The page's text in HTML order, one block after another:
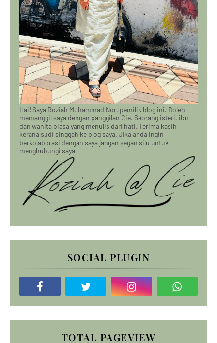
Hai! Saya Roziah Muhammad Nor, pemilik blog ini. Boleh
memanggil saya dengan panggilan Cie. Seorang isteri, ibu
dan wanita biasa yang menulis dari hati. Terima kasih
kerana sudi singgah ke blog saya. Jika anda ingin
berkolaborasi dengan saya jangan segan silu untuk
menghubungi saya
SOCIAL PLUGIN
TOTAL PAGEVIEW